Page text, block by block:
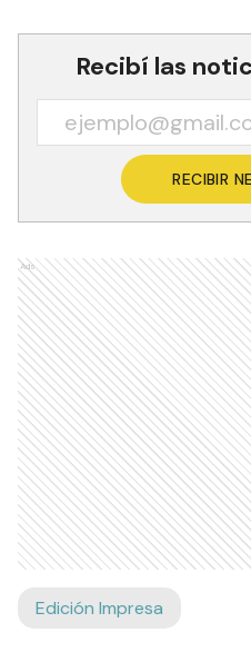
Recibí las
RECIBIR
Ads
Edición Impresa